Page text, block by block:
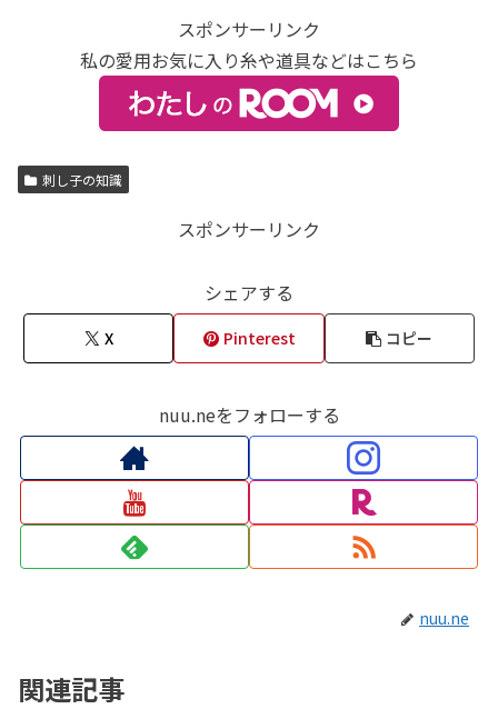
スポンサーリンク
私の愛用お気に入り糸や道具などはこちら
刺し子の知識
スポンサーリンク
シェアする
X Pinterest コピー
nuu.neをフォローする
nuu.ne
関連記事